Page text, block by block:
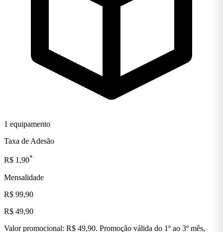
1 equipamento
Taxa de Adesão
R$ 1,90*
Mensalidade
R$ 99,90
R$ 49,90
Valor promocional: R$ 49,90. Promoção válida do 1º ao 3º mês,